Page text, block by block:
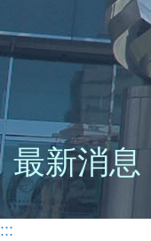
最新消息
:::